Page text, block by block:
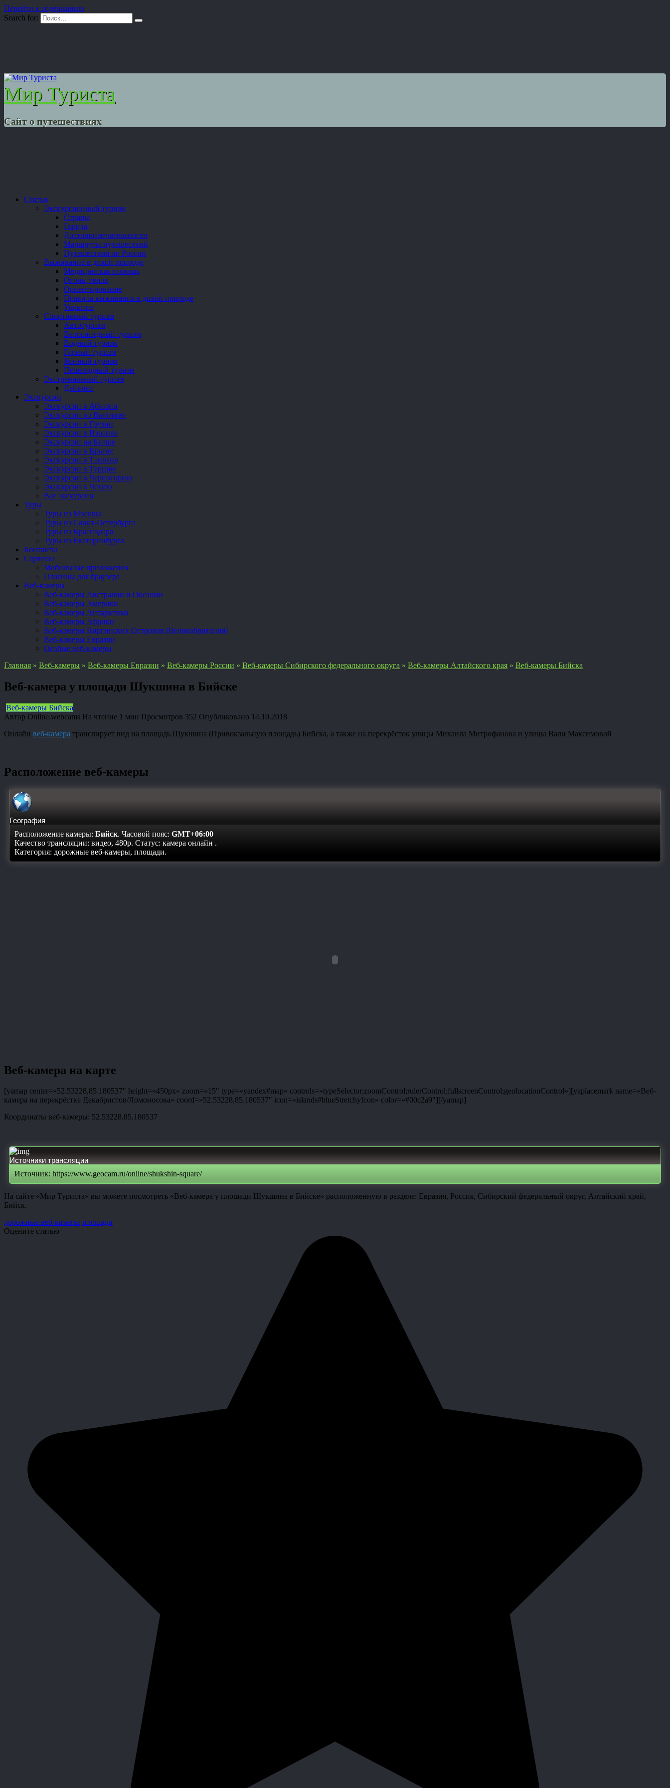
Перейти к содержанию
Search for:
Мир Туриста
Сайт о путешествиях
Статьи
Экскурсионный туризм
Страны
Города
Достопримечательности
Маршруты путешествий
Путешествия по России
Выживание в дикой природе
Медицинская помощь
Огонь, тепло
Ориентирование
Правила выживания в дикой природе
Укрытие
Спортивный туризм
Автотуризм
Велосипедный туризм
Водный туризм
Горный туризм
Конный туризм
Пешеходный туризм
Экстремальный туризм
Дайвинг
Экскурсии
Экскурсии в Абхазии
Экскурсии во Вьетнаме
Экскурсии в Грузии
Экскурсии в Израиле
Экскурсии на Кипре
Экскурсии в Крыму
Экскурсии в Таиланд
Экскурсии в Турцию
Экскурсии в Черногорию
Экскурсии в Чехию
Все экскурсии
Туры
Туры из Москвы
Туры из Санкт-Петербурга
Туры из Краснодара
Туры из Екатеринбурга
Контакты
Сервисы
Мобильные приложения
Плагины для браузера
Веб-камеры
Веб-камеры Австралии и Океании
Веб-камеры Америки
Веб-камеры Антарктики
Веб-камеры Африки
Веб-камеры Виргинских Островов (Великобритания)
Веб-камеры Евразии
Особые веб-камеры
Главная » Веб-камеры » Веб-камеры Евразии » Веб-камеры России » Веб-камеры Сибирского федерального округа » Веб-камеры Алтайского края » Веб-камеры Бийска
Веб-камера у площади Шукшина в Бийске
Веб-камеры Бийска
Автор Online.webcams На чтение 1 мин Просмотров 352 Опубликовано 14.10.2018
Онлайн веб-камера транслирует вид на площадь Шукшина (Привокзальную площадь) Бийска, а также на перекрёсток улицы Михаила Митрофанова и улицы Вали Максимовой
Расположение веб-камеры
География
Расположение камеры: Бийск. Часовой пояс: GMT+06:00
Качество трансляции: видео, 480p. Статус: камера онлайн .
Категория: дорожные веб-камеры, площади.
Веб-камера на карте
[yamap center=»52.53228,85.180537″ height=»450px» zoom=»15″ type=»yandex#map» controls=»typeSelector;zoomControl;rulerControl;fullscreenControl;geolocationControl»][yaplacemark name=»Веб-
камера на перекрёстке Декабристов/Ломоносова» coord=»52.53228,85.180537″ icon=»islands#blueStretchyIcon» color=»#00c2a9″][/yamap]
Координаты веб-камеры: 52.53228,85.180537
Источники трансляции
Источник: https://www.geocam.ru/online/shukshin-square/
На сайте «Мир Туриста» вы можете посмотреть «Веб-камера у площади Шукшина в Бийске» расположенную в разделе: Евразия, Россия, Сибирский федеральный округ, Алтайский край,
Бийск.
дорожные веб-камеры площади
Оцените статью